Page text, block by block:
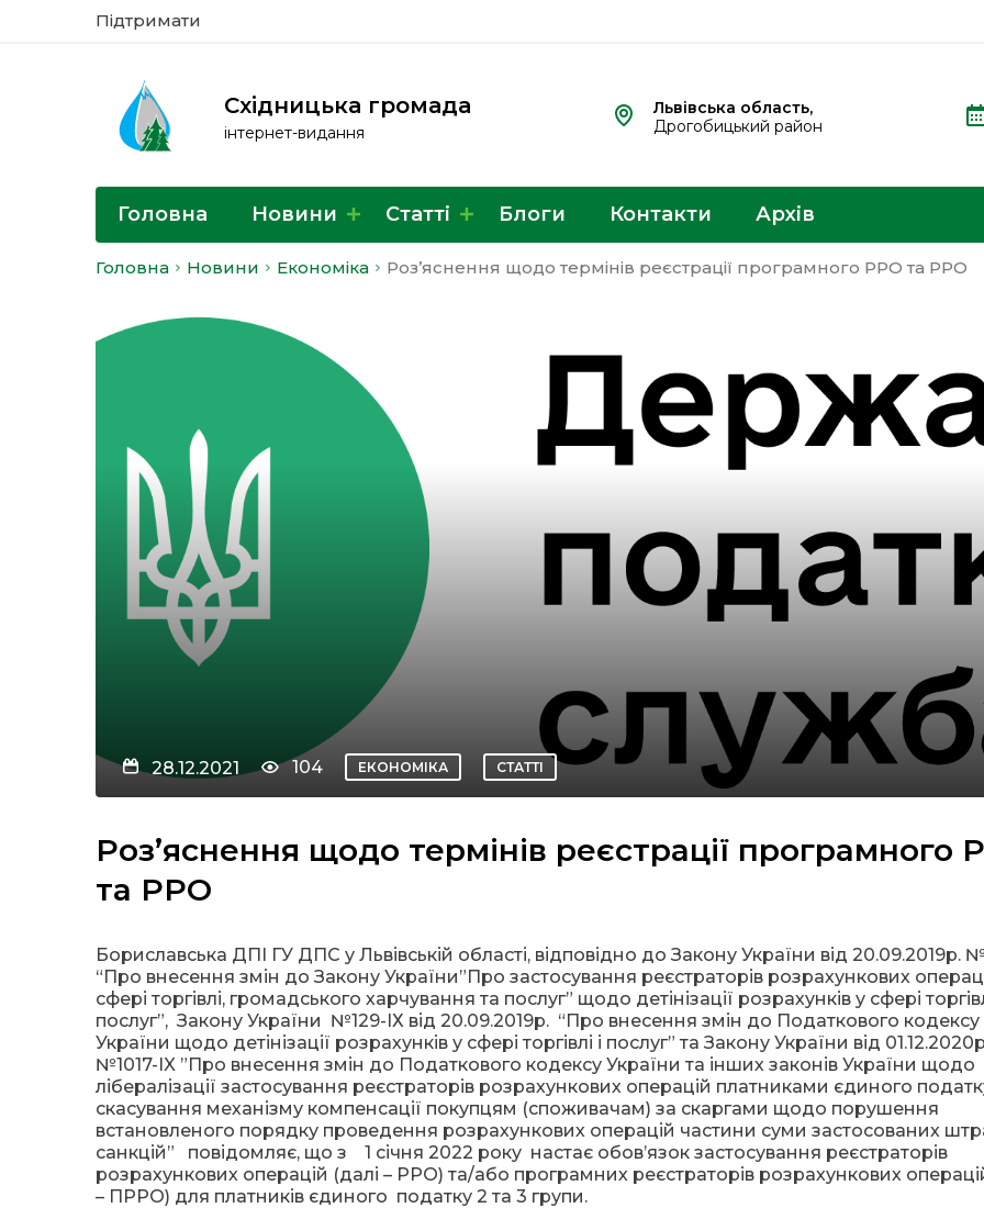
Підтримати
Східницька громада
інтернет-видання
Львівська область,
Дрогобицький район
Головна Новини Статті Блоги Контакти Архів
Головна Новини Економіка Роз’яснення щодо термінів реєстрації програмного РРО та РРО
28.12.2021 104 ЕКОНОМІКА СТАТТІ
Роз’яснення щодо термінів реєстрації програмного
та РРО
Бориславська ДПІ ГУ ДПС у Львівській області, відповідно до Закону України від 20.09.2019р.
“Про внесення змін до Закону України”Про застосування реєстраторів розрахункових
сфері торгівлі, громадського харчування та послуг” щодо детінізації розрахунків у сфері
послуг”, Закону України №129-ІХ від 20.09.2019р. “Про внесення змін до Податкового кодексу
України щодо детінізації розрахунків у сфері торгівлі і послуг” та Закону України від
№1017-IX ”Про внесення змін до Податкового кодексу України та інших законів України щодо
лібералізації застосування реєстраторів розрахункових операцій платниками єдиного
скасування механізму компенсації покупцям (споживачам) за скаргами щодо порушення
встановленого порядку проведення розрахункових операцій частини суми застосованих
санкцій” повідомляє, що з 1 січня 2022 року настає обов’язок застосування реєстраторів
розрахункових операцій (далі – РРО) та/або програмних реєстраторів розрахункових
– ПРРО) для платників єдиного податку 2 та 3 групи.